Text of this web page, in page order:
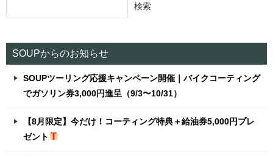
検索
SOUPからのお知らせ
SOUPツーリング応援キャンペーン開催｜バイクコーティング
でガソリン券3,000円進呈（9/3〜10/31）
【8月限定】今だけ！コーティング特典＋給油券5,000円プレ
ゼント